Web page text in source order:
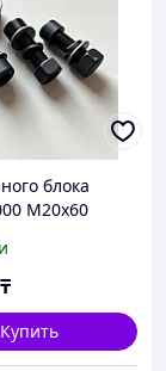
блока
M20x60
₸
Купить